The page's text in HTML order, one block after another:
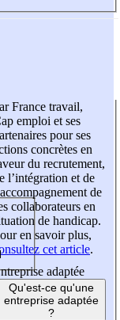
France travail,
emploi et ses
pour ses
concrètes en
du recrutement,
l’intégration et de
de
collaborateurs en
de handicap.
en savoir plus,
cet article.
adaptée
Qu'est-ce qu'une
entreprise adaptée
?